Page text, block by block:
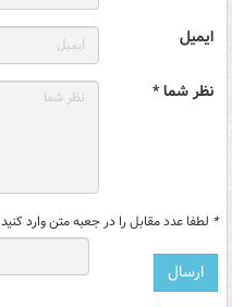
ایمیل
نظر شما *
* لطفا عدد مقابل را در جعبه متن وارد کنید